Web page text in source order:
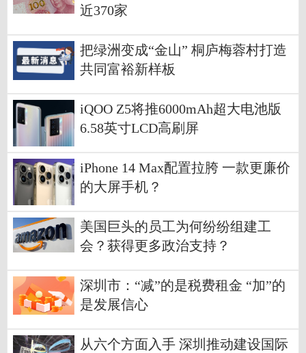
近370家
把绿洲变成“金山” 桐庐梅蓉村打造
共同富裕新样板
iQOO Z5将推6000mAh超大电池版
6.58英寸LCD高刷屏
iPhone 14 Max配置拉胯 一款更廉价
的大屏手机？
美国巨头的员工为何纷纷组建工
会？获得更多政治支持？
深圳市：“减”的是税费租金 “加”的
是发展信心
从六个方面入手 深圳推动建设国际